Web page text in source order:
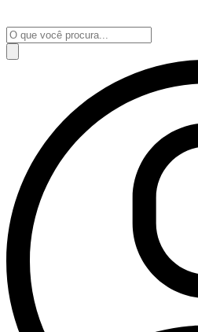
Pesquisar
produtos